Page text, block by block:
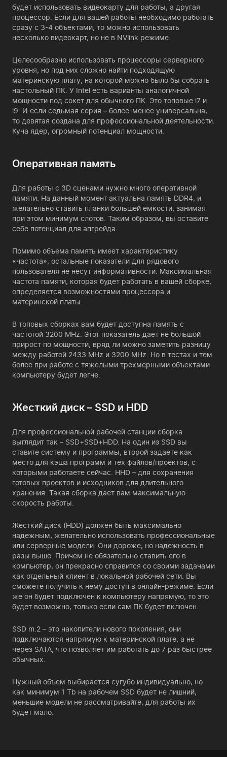
будет использовать видеокарту для работы, а другая
процессор. Если для вашей работы необходимо работать
сразу с 3-4 объектами, то можно использовать
несколько видеокарт, но не в NVlink режиме.
Целесообразно использовать процессоры серверного
уровня, но под них сложно найти подходящую
материнскую плату, на которой можно было бы собрать
настольный ПК. У Intel есть варианты аналогичной
мощности под сокет для обычного ПК. Это топовые i7 и
i9. И если седьмая серия – более-менее универсальна,
то девятая создана для профессиональной деятельности.
Куча ядер, огромный потенциал мощности.
Оперативная память
Для работы с 3D сценами нужно много оперативной
памяти. На данный момент актуальна память DDR4, и
желательно ставить планки большей емкости, занимая
при этом минимум слотов. Таким образом, вы оставите
себе потенциал для апгрейда.
Помимо объема память имеет характеристику
«частота», остальные показатели для рядового
пользователя не несут информативности. Максимальная
частота памяти, которая будет работать в вашей сборке,
определяется возможностями процессора и
материнской платы.
В топовых сборках вам будет доступна память с
частотой 3200 MHz. Этот показатель дает не большой
прирост по мощности, вряд ли можно заметить разницу
между работой 2433 MHz и 3200 MHz. Но в тестах и тем
более при работе с тяжелыми трехмерными объектами
компьютеру будет легче.
Жесткий диск – SSD и HDD
Для профессиональной рабочей станции сборка
выглядит так – SSD+SSD+HDD. На один из SSD вы
ставите систему и программы, второй задаете как
место для кэша программ и тех файлов/проектов, с
которыми работаете сейчас. HHD – для сохранения
готовых проектов и исходников для длительного
хранения. Такая сборка дает вам максимальную
скорость работы.
Жесткий диск (HDD) должен быть максимально
надежным, желательно использовать профессиональные
или серверные модели. Они дороже, но надежность в
разы выше. Причем не обязательно ставить его в
компьютер, он прекрасно справится со своими задачами
как отдельный клиент в локальной рабочей сети. Вы
сможете получить к нему доступ в онлайн-режиме. Если
же он будет подключен к компьютеру напрямую, то это
будет возможно, только если сам ПК будет включен.
SSD m.2 – это накопители нового поколения, они
подключаются напрямую к материнской плате, а не
через SATA, что позволяет им работать до 7 раз быстрее
обычных.
Нужный объем выбирается сугубо индивидуально, но
как минимум 1 Tb на рабочем SSD будет не лишний,
меньшие модели не рассматривайте, для работы их
будет мало.